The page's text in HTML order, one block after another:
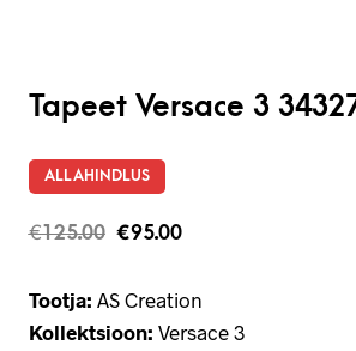
Tapeet Versace 3
ALLAHINDLUS
€125.00 €95.00
Tootja: AS Creation
Kollektsioon: Versace 3